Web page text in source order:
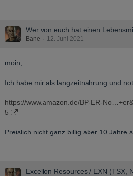
Wer von euch hat einen
Bane 12. Juni 2021
moin,
Ich habe mir als langzeitnahrung und
https://www.amazon.de/BP-ER-
5
Preislich nicht ganz billig aber 10 Jahre
Excellon Resources / EXN (TSX,